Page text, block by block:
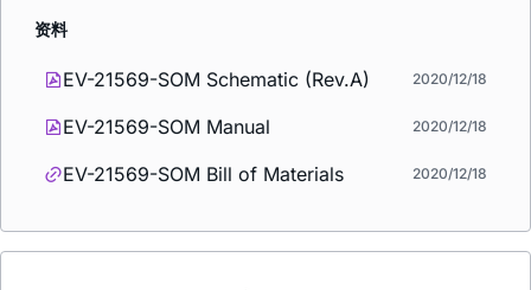
资料
EV-21569-SOM Schematic (Rev.A) 2020/12/18
EV-21569-SOM Manual 2020/12/18
EV-21569-SOM Bill of Materials 2020/12/18